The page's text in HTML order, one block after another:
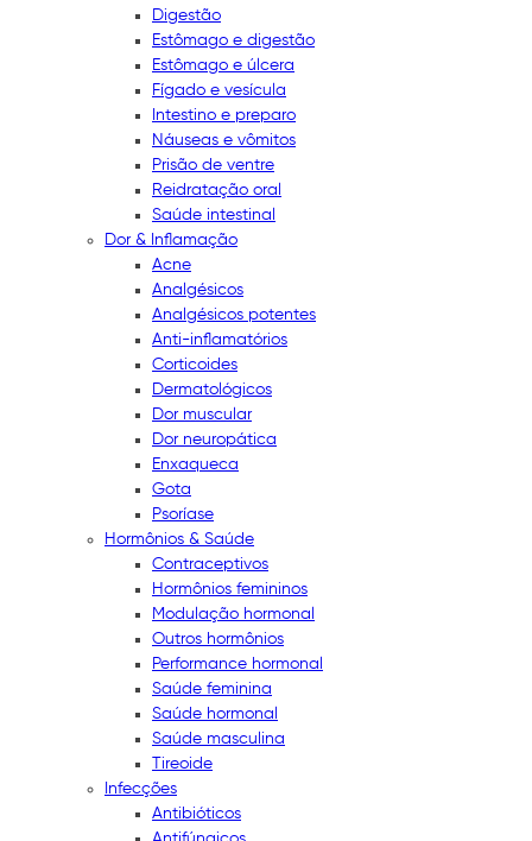
Digestão
Estômago e digestão
Estômago e úlcera
Fígado e vesícula
Intestino e preparo
Náuseas e vômitos
Prisão de ventre
Reidratação oral
Saúde intestinal
Dor & Inflamação
Acne
Analgésicos
Analgésicos potentes
Anti-inflamatórios
Corticoides
Dermatológicos
Dor muscular
Dor neuropática
Enxaqueca
Gota
Psoríase
Hormônios & Saúde
Contraceptivos
Hormônios femininos
Modulação hormonal
Outros hormônios
Performance hormonal
Saúde feminina
Saúde hormonal
Saúde masculina
Tireoide
Infecções
Antibióticos